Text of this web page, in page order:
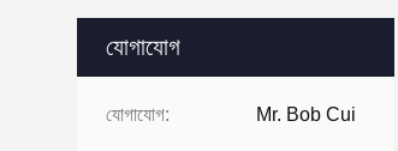
যোগাযোগ
যোগাযোগ: Mr. Bob Cui